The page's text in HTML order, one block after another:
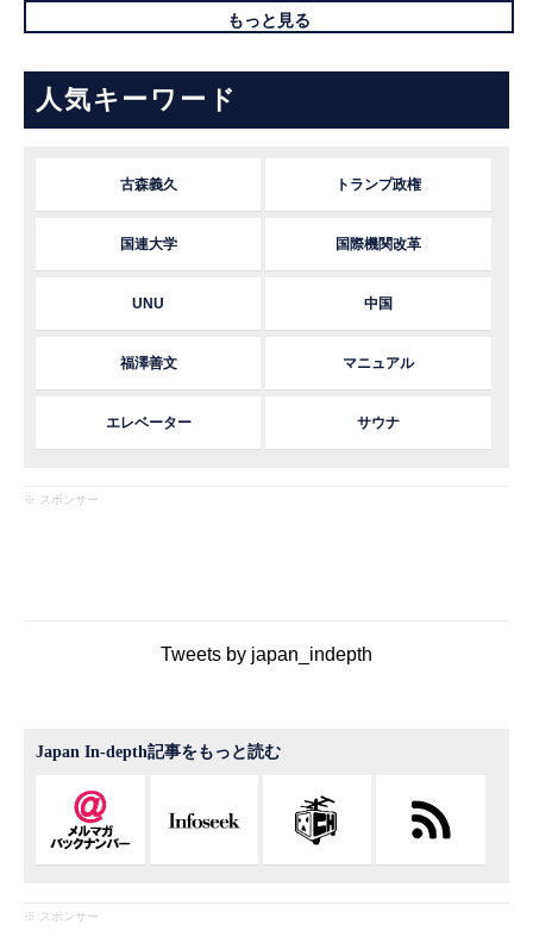
もっと見る
人気キーワード
古森義久 トランプ政権
国連大学 国際機関改革
UNU 中国
福澤善文 マニュアル
エレベーター サウナ
※ スポンサー
Tweets by japan_indepth
Japan In-depth記事をもっと読む
※ スポンサー